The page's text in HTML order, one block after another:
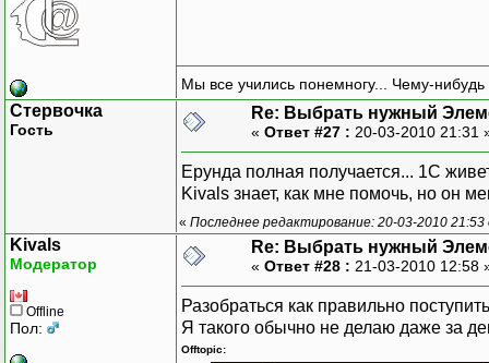
Мы все учились понемногу... Чему-нибудь
Стервочка
Гость
Re: Выбрать нужный
« Ответ #27 : 20-03-2010 21:31
Ерунда полная получается... 1С
Kivals знает, как мне помочь, но он
« Последнее редактирование: 20-03-2010
Kivals
Модератор
Offline
Пол:
Re: Выбрать нужный
« Ответ #28 : 21-03-2010 12:58
Разобраться как правильно
Я такого обычно не делаю даже за
Offtopic: